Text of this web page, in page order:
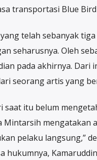
transportasi Blue
telah sebanyak
seharusnya. Oleh
pada akhirnya. Dari
seorang artis yang
saat itu belum
Mintarsih mengatakan
pelaku langsung,”
hukumnya,